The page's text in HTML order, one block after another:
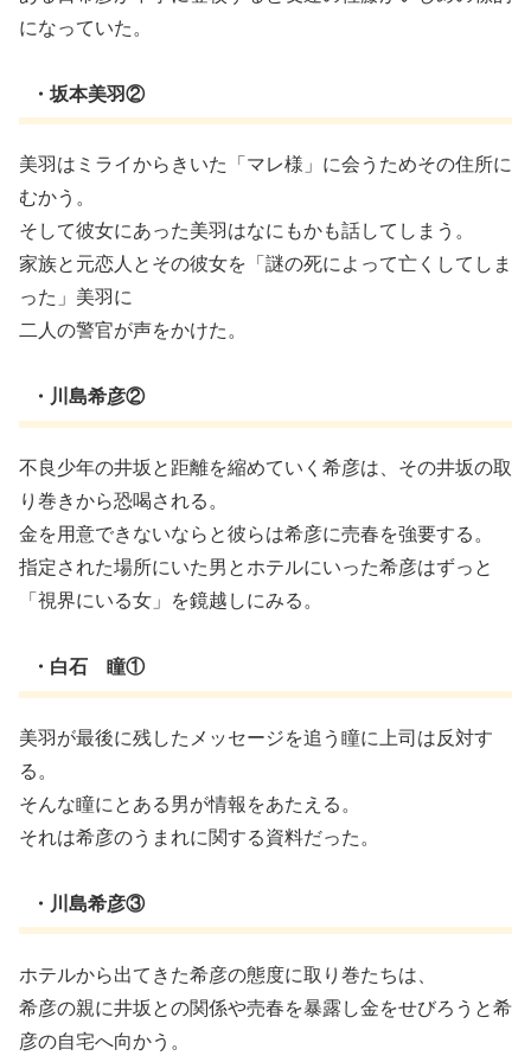
になっていた。
・坂本美羽②
美羽はミライからきいた「マレ様」に会うためその住所に
むかう。
そして彼女にあった美羽はなにもかも話してしまう。
家族と元恋人とその彼女を「謎の死によって亡くしてしま
った」美羽に
二人の警官が声をかけた。
・川島希彦②
不良少年の井坂と距離を縮めていく希彦は、その井坂の取
り巻きから恐喝される。
金を用意できないならと彼らは希彦に売春を強要する。
指定された場所にいた男とホテルにいった希彦はずっと
「視界にいる女」を鏡越しにみる。
・白石 瞳①
美羽が最後に残したメッセージを追う瞳に上司は反対す
る。
そんな瞳にとある男が情報をあたえる。
それは希彦のうまれに関する資料だった。
・川島希彦③
ホテルから出てきた希彦の態度に取り巻たちは、
希彦の親に井坂との関係や売春を暴露し金をせびろうと希
彦の自宅へ向かう。